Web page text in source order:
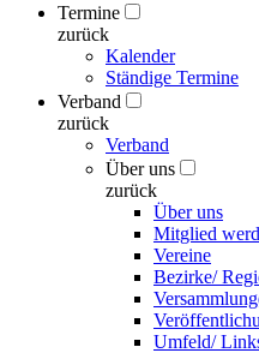
Termine
zurück
Kalender
Ständige Termine
Verband
zurück
Verband
Über uns
zurück
Über uns
Mitglied
Vereine
Bezirke/
Umfeld/